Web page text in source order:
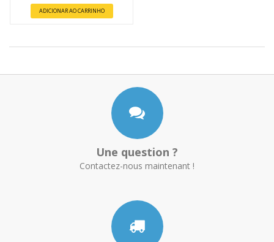
ADICIONAR AO CARRINHO
Une question ?
Contactez-nous maintenant !